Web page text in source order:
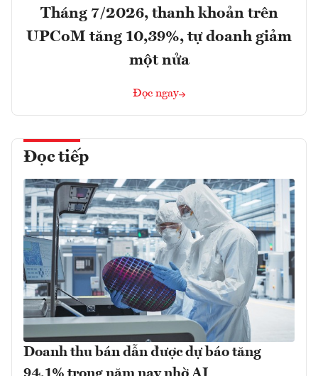
Tháng 7/2026, thanh khoản trên
UPCoM tăng 10,39%, tự doanh giảm
một nửa
Đọc ngay
Đọc tiếp
Doanh thu bán dẫn được dự báo tăng